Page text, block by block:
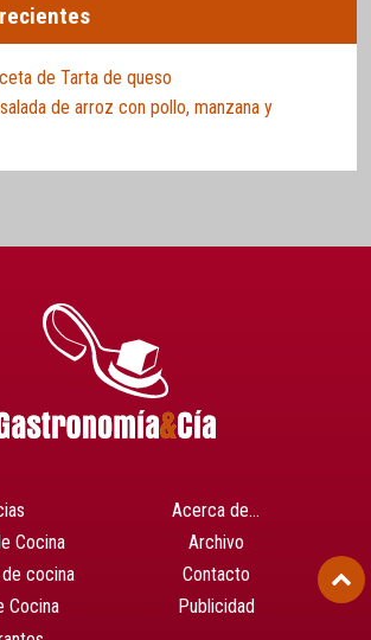
de Tarta de queso
de arroz con pollo, manzana y
Cocina
cocina
Cocina
Acerca de…
Archivo
Contacto
Publicidad